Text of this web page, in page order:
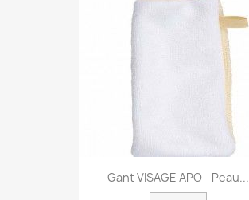
Gant VISAGE APO - Peau...